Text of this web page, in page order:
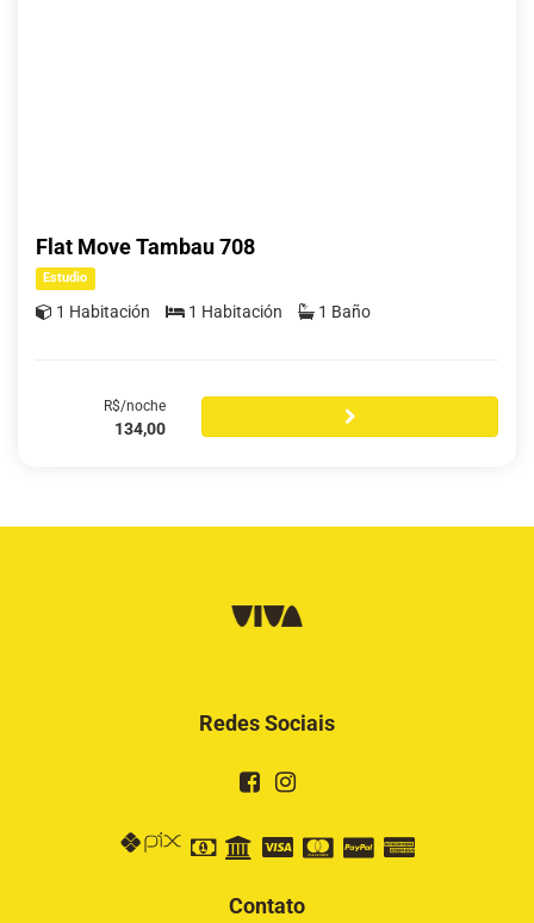
Flat Move Tambau 708
Estudio
1 Habitación 1 Habitación 1 Baño
R$/noche
134,00
Redes Sociais
Contato